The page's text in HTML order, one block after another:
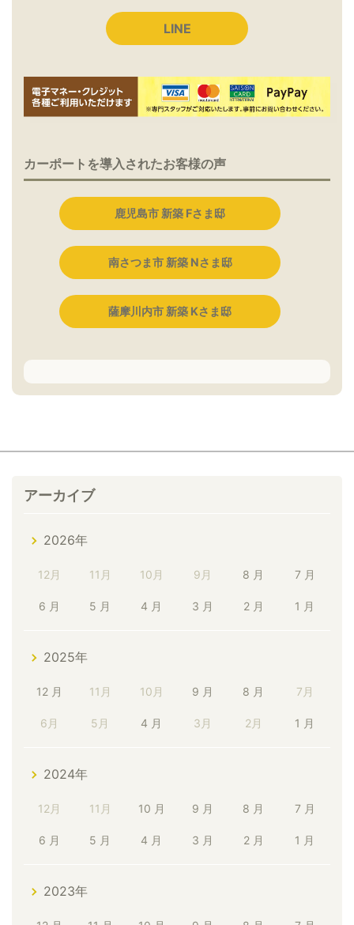
LINE
カーポートを導入されたお客様の声
鹿児島市 新築 Fさま邸
南さつま市 新築 Nさま邸
薩摩川内市 新築 Kさま邸
アーカイブ
2026年
12月 11月 10月 9月 8 月 7 月
6 月 5 月 4 月 3 月 2 月 1 月
2025年
12 月 11月 10月 9 月 8 月 7月
6月 5月 4 月 3月 2月 1 月
2024年
12月 11月 10 月 9 月 8 月 7 月
6 月 5 月 4 月 3 月 2 月 1 月
2023年